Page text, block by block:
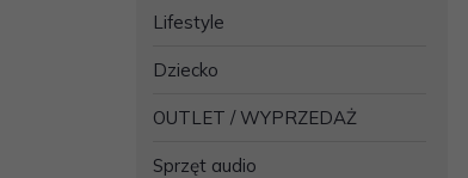
Lifestyle
Dziecko
OUTLET / WYPRZEDAŻ
Sprzęt audio